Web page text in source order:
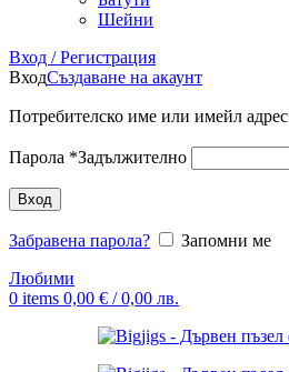
Шейни
Вход / Регистрация
ВходСъздаване на акаунт
Потребителско име или имейл адрес
Парола *Задължително
Вход
Забравена парола?
Запомни ме
Любими
0 items 0,00 € / 0,00 лв.